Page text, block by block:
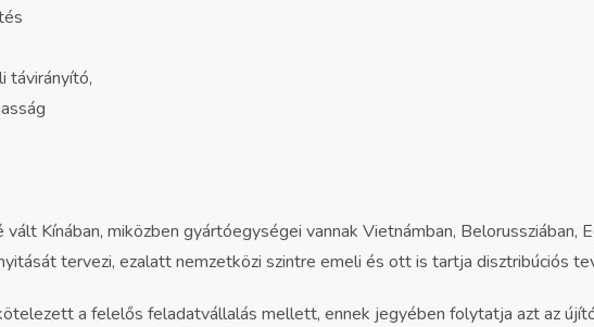
távirányító,
Kínában, miközben gyártóegységei vannak Vietnámban, Belorussziában,
tervezi, ezalatt nemzetközi szintre emeli és ott is tartja disztribúciós
a felelős feladatvállalás mellett, ennek jegyében folytatja azt az